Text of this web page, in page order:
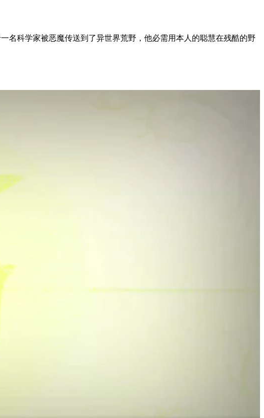
名科学家被恶魔传送到了异世界荒野，他必需用本人的聪慧在残酷的野